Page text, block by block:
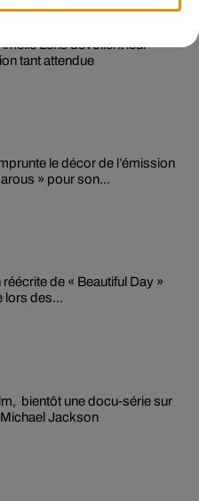
Lens dévoilent leur
tant attendue
le décor de l’émission
» pour son...
de « Beautiful Day »
lors des...
bientôt une docu-série sur
Michael Jackson